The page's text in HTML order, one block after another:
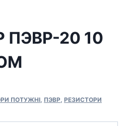
ПЭВР-20 10
ПОТУЖНІ ПЭВР РЕЗИСТОРИ